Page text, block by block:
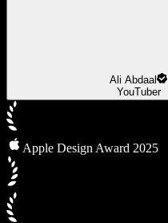
Ali Abdaal
YouTuber
Apple Design Award 2025